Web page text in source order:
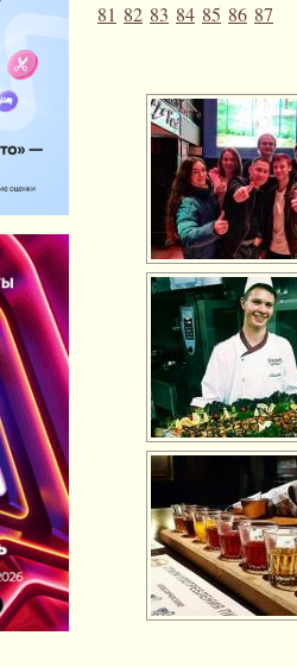
81 82 83 84 85 86 87